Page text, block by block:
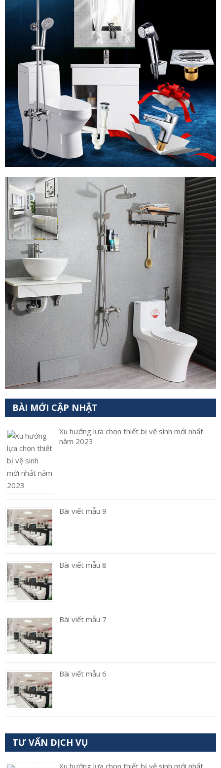
BÀI MỚI CẬP NHẬT
Xu hướng lựa chọn thiết bị vệ sinh mới nhất
năm 2023
Bài viết mẫu 9
Bài viết mẫu 8
Bài viết mẫu 7
Bài viết mẫu 6
TƯ VẤN DỊCH VỤ